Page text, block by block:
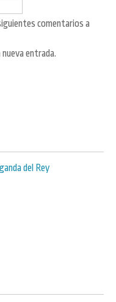
comentarios a
nueva entrada.
del Rey